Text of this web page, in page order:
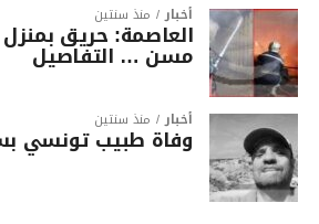
أخبار منذ سنتين
العاصمة: حريق
مسن … التفاصيل
أخبار منذ سنتين
وفاة طبيب تونسي